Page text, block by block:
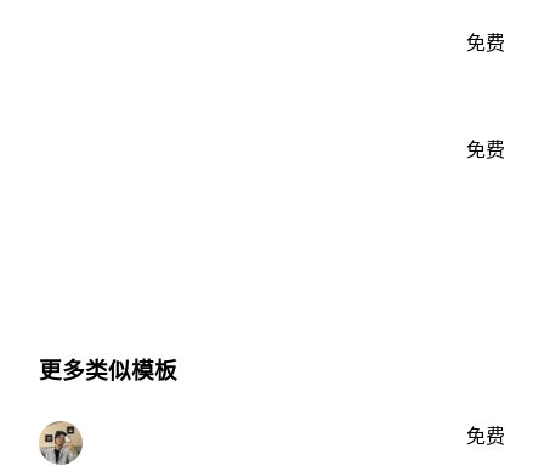
免费
免费
更多类似模板
免费